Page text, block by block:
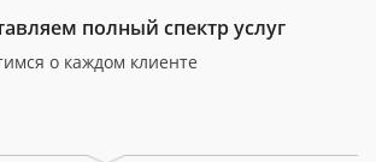
полный спектр услуг
о каждом клиенте